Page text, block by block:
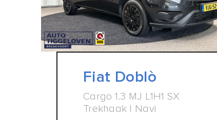
Fiat Doblò
Cargo 1.3 MJ L1H1 SX
Trekhaak | Navi